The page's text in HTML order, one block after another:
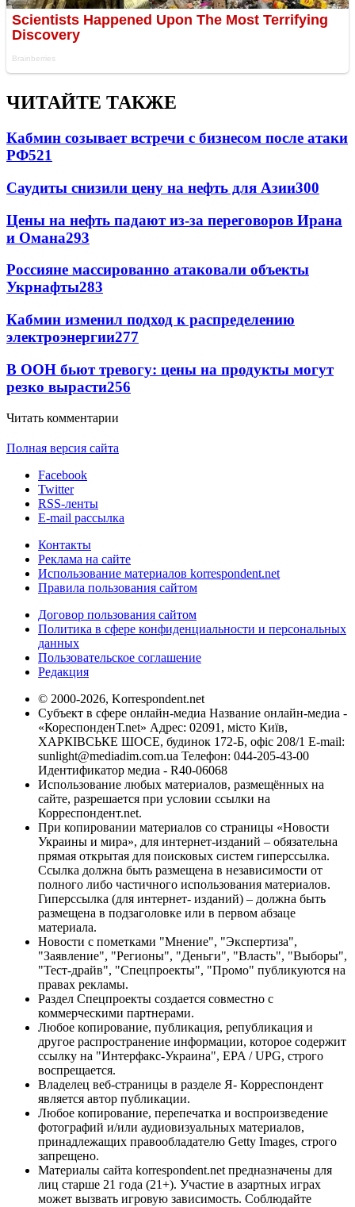
ЧИТАЙТЕ ТАКЖЕ
Кабмин созывает встречи с бизнесом после атаки
РФ521
Саудиты снизили цену на нефть для Азии300
Цены на нефть падают из-за переговоров Ирана
и Омана293
Россияне массированно атаковали объекты
Укрнафты283
Кабмин изменил подход к распределению
электроэнергии277
В ООН бьют тревогу: цены на продукты могут
резко вырасти256
Читать комментарии
Полная версия сайта
Facebook
Twitter
RSS-ленты
E-mail рассылка
Контакты
Реклама на сайте
Использование материалов korrespondent.net
Правила пользования сайтом
Договор пользования сайтом
Политика в сфере конфиденциальности и персональных
данных
Пользовательское соглашение
Редакция
© 2000-2026, Korrespondent.net
Субъект в сфере онлайн-медиа Название онлайн-медиа -
«КореспонденТ.net» Адрес: 02091, місто Київ,
ХАРКІВСЬКЕ ШОСЕ, будинок 172-Б, офіс 208/1 E-mail:
sunlight@mediadim.com.ua Телефон: 044-205-43-00
Идентификатор медиа - R40-06068
Использование любых материалов, размещённых на
сайте, разрешается при условии ссылки на
Корреспондент.net.
При копировании материалов со страницы «Новости
Украины и мира», для интернет-изданий – обязательна
прямая открытая для поисковых систем гиперссылка.
Ссылка должна быть размещена в независимости от
полного либо частичного использования материалов.
Гиперссылка (для интернет- изданий) – должна быть
размещена в подзаголовке или в первом абзаце
материала.
Новости с пометками "Мнение", "Экспертиза",
"Заявление", "Регионы", "Деньги", "Власть", "Выборы",
"Тест-драйв", "Спецпроекты", "Промо" публикуются на
правах рекламы.
Раздел Спецпроекты создается совместно с
коммерческими партнерами.
Любое копирование, публикация, републикация и
другое распространение информации, которое содержит
ссылку на "Интерфакс-Украина", EPA / UPG, строго
воспрещается.
Владелец веб-страницы в разделе Я- Корреспондент
является автор публикации.
Любое копирование, перепечатка и воспроизведение
фотографий и/или аудиовизуальных материалов,
принадлежащих правообладателю Getty Images, строго
запрещено.
Материалы сайта korrespondent.net предназначены для
лиц старше 21 года (21+). Участие в азартных играх
может вызвать игровую зависимость. Соблюдайте